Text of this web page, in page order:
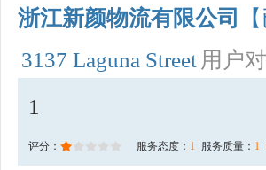
浙江新颜物流有限公司
3137 Laguna Street 用户
1
评分： 服务态度： 1 服务质量： 1